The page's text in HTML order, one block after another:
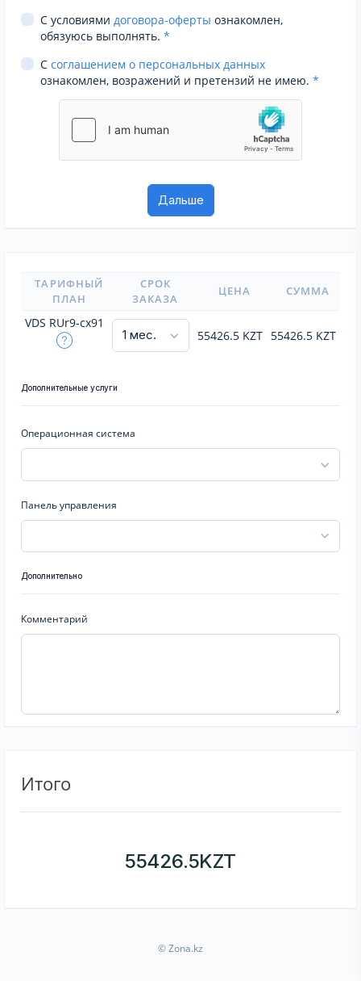
С условиями договора-оферты ознакомлен,
обязуюсь выполнять. *
С соглашением о персональных данных
ознакомлен, возражений и претензий не имею. *
ТАРИФНЫЙ
ПЛАН
СРОК
ЗАКАЗА
ЦЕНА СУММА
VDS RUr9-cx91
55426.5 KZT 55426.5 KZT
Дополнительные услуги
Операционная система
Панель управления
Дополнительно
Комментарий
Итого
55426.5KZT
© Zona.kz